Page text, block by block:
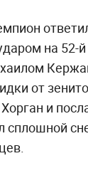
на 52-
от
и
сплошной